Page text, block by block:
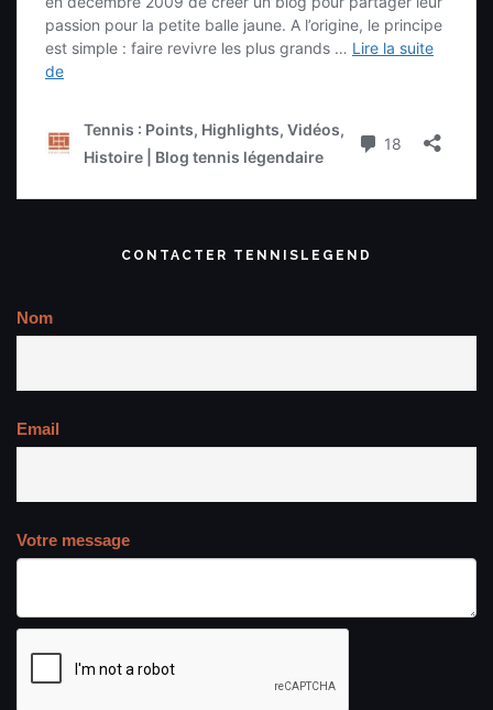
CONTACTER TENNISLEGEND
Nom
Email
Votre message